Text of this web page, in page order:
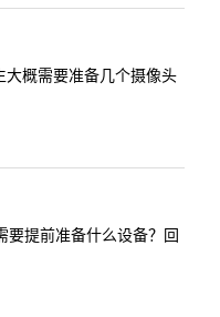
概需要准备几个摄像头
提前准备什么设备？回